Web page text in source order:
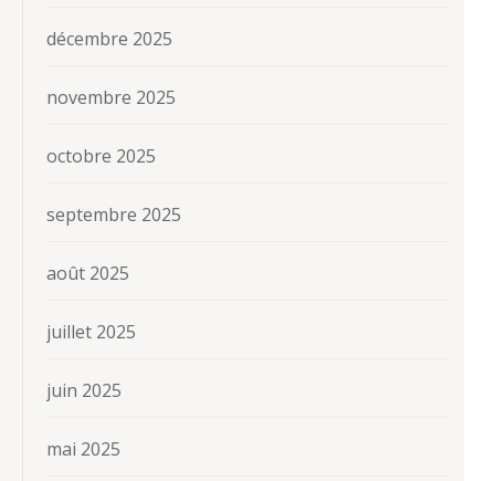
décembre 2025
novembre 2025
octobre 2025
septembre 2025
août 2025
juillet 2025
juin 2025
mai 2025